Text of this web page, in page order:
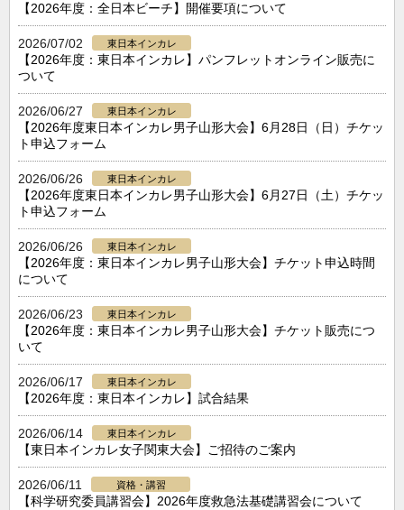
【2026年度：全日本ビーチ】開催要項について
2026/07/02 東日本インカレ
【2026年度：東日本インカレ】パンフレットオンライン販売に
ついて
2026/06/27 東日本インカレ
【2026年度東日本インカレ男子山形大会】6月28日（日）チケッ
ト申込フォーム
2026/06/26 東日本インカレ
【2026年度東日本インカレ男子山形大会】6月27日（土）チケッ
ト申込フォーム
2026/06/26 東日本インカレ
【2026年度：東日本インカレ男子山形大会】チケット申込時間
について
2026/06/23 東日本インカレ
【2026年度：東日本インカレ男子山形大会】チケット販売につ
いて
2026/06/17 東日本インカレ
【2026年度：東日本インカレ】試合結果
2026/06/14 東日本インカレ
【東日本インカレ女子関東大会】ご招待のご案内
2026/06/11 資格・講習
【科学研究委員講習会】2026年度救急法基礎講習会について